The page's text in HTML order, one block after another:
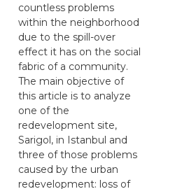
countless problems
within the neighborhood
due to the spill-over
effect it has on the social
fabric of a community.
The main objective of
this article is to analyze
one of the
redevelopment site,
Sarigol, in Istanbul and
three of those problems
caused by the urban
redevelopment: loss of